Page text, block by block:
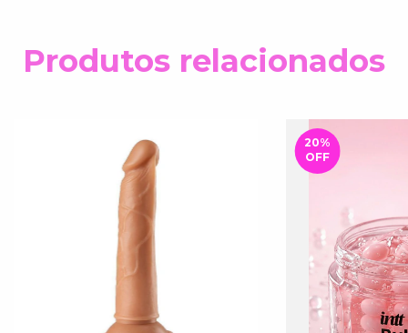
Produtos relacionados
20%
OFF